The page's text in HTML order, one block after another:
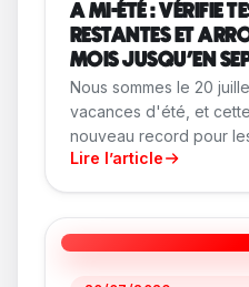
A MI-ÉTÉ : VÉRIFIE
RESTANTES ET
MOIS JUSQU'EN
Nous sommes le 20
vacances d'été, et
nouveau record pour
Lire l’article